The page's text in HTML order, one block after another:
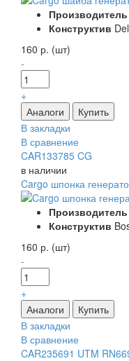
Производитель
Конструктив
160 р. (шт)
-
+
В закладки
В сравнение
CAR133785 CG
в наличии
Cargo шпонка
Производитель
Конструктив
160 р. (шт)
-
+
В закладки
В сравнение
CAR235691 UTM